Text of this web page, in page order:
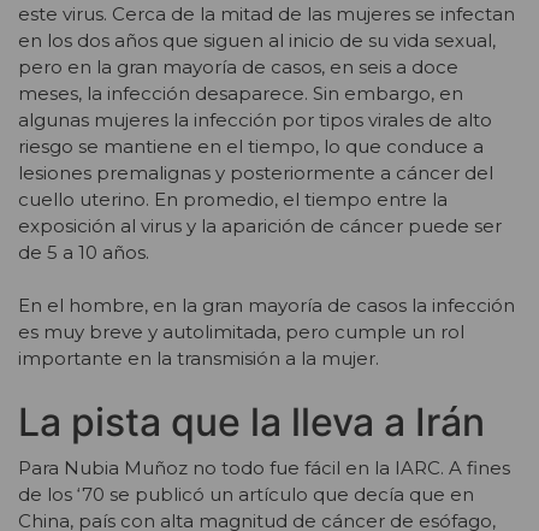
este virus. Cerca de la mitad de las mujeres se infectan
en los dos años que siguen al inicio de su vida sexual,
pero en la gran mayoría de casos, en seis a doce
meses, la infección desaparece. Sin embargo, en
algunas mujeres la infección por tipos virales de alto
riesgo se mantiene en el tiempo, lo que conduce a
lesiones premalignas y posteriormente a cáncer del
cuello uterino. En promedio, el tiempo entre la
exposición al virus y la aparición de cáncer puede ser
de 5 a 10 años.
En el hombre, en la gran mayoría de casos la infección
es muy breve y autolimitada, pero cumple un rol
importante en la transmisión a la mujer.
La pista que la lleva a Irán
Para Nubia Muñoz no todo fue fácil en la IARC. A fines
de los ‘70 se publicó un artículo que decía que en
China, país con alta magnitud de cáncer de esófago,